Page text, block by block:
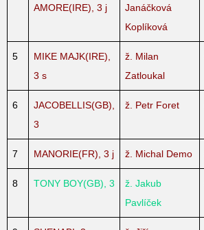
AMORE(IRE), 3 j
Janáčková
Koplíková
5
MIKE MAJK(IRE),
3 s
ž. Milan
Zatloukal
6
JACOBELLIS(GB),
3
ž. Petr Foret
7 MANORIE(FR), 3 j ž. Michal Demo
8 TONY BOY(GB), 3
ž. Jakub
Pavlíček